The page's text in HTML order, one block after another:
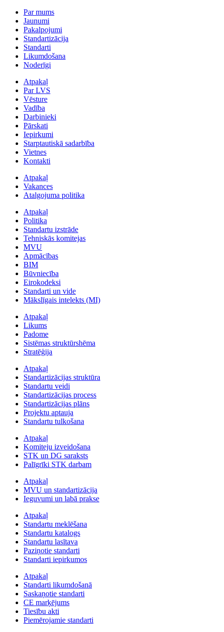
Par mums
Jaunumi
Pakalpojumi
Standartizācija
Standarti
Likumdošana
Noderīgi
Atpakaļ
Par LVS
Vēsture
Vadība
Darbinieki
Pārskati
Iepirkumi
Starptautiskā sadarbība
Vietnes
Kontakti
Atpakaļ
Vakances
Atalgojuma politika
Atpakaļ
Politika
Standartu izstrāde
Tehniskās komitejas
MVU
Apmācības
BIM
Būvniecība
Eirokodeksi
Standarti un vide
Mākslīgais intelekts (MI)
Atpakaļ
Likums
Padome
Sistēmas struktūrshēma
Stratēģija
Atpakaļ
Standartizācijas struktūra
Standartu veidi
Standartizācijas process
Standartizācijas plāns
Projektu aptauja
Standartu tulkošana
Atpakaļ
Komiteju izveidošana
STK un DG saraksts
Palīgrīki STK darbam
Atpakaļ
MVU un standartizācija
Ieguvumi un labā prakse
Atpakaļ
Standartu meklēšana
Standartu katalogs
Standartu lasītava
Paziņotie standarti
Standarti iepirkumos
Atpakaļ
Standarti likumdošanā
Saskaņotie standarti
CE marķējums
Tiesību akti
Piemērojamie standarti